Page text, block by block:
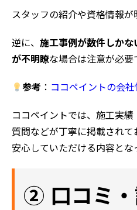
スタッフの紹介や資格情報が
逆に、 施工事例が数件しか
が不明瞭な場合は注意が必要
参考 ： ココペイントの会
ココペイントでは、施工実
質問などが丁寧に掲載され
安心していただける内容とな
② 口コミ